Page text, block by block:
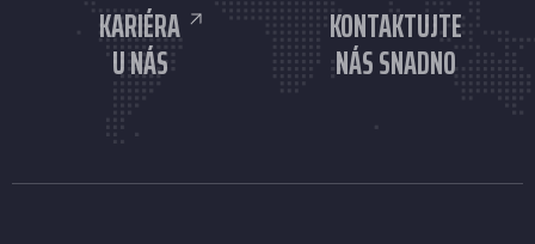
KARIÉRA
U NÁS
KONTAKTUJTE
NÁS SNADNO